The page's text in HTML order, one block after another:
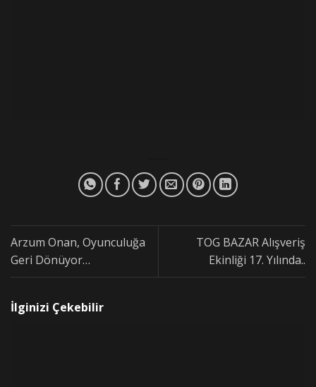
Arzum Onan, Oyunculuğa
Geri Dönüyor…
TOG BAZAR Alışveriş
Ekinliği 17. Yılında..
İlginizi Çekebilir